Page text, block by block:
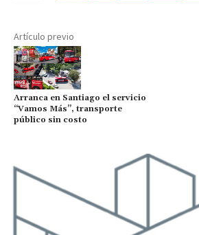
Artículo previo
Arranca en Santiago el servicio
“Vamos Más”, transporte
público sin costo